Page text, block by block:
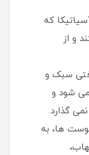
که
و از
سبک و
شود و
گذارد.
ها، به